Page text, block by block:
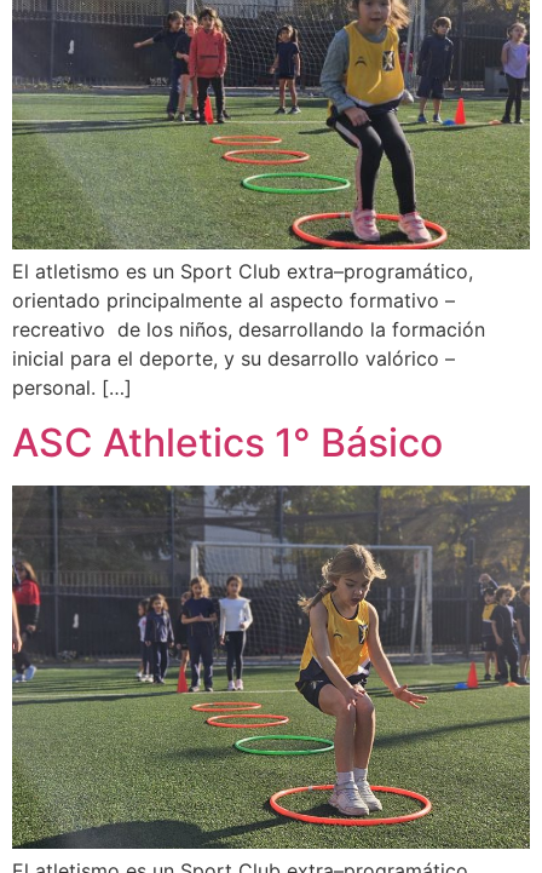
El atletismo es un Sport Club extra–programático,
orientado principalmente al aspecto formativo –
recreativo de los niños, desarrollando la formación
inicial para el deporte, y su desarrollo valórico –
personal. […]
ASC Athletics 1° Básico